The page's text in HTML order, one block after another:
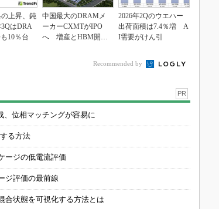
上昇、鈍
はDRA
10％台
中国最大のDRAMメ
ーカーCXMTがIPO
へ 増産とHBM開発
2026年2Qのウエハー
出荷面積は7.4％増 A
I需要がけん引
Recommended by
PR
、位相マッチングが容易に
る方法
ージの低電流評価
ジ評価の最前線
合状態を可視化する方法とは